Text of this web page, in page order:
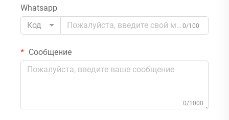
Whatsapp
Код
0/100
Сообщение
0/1000